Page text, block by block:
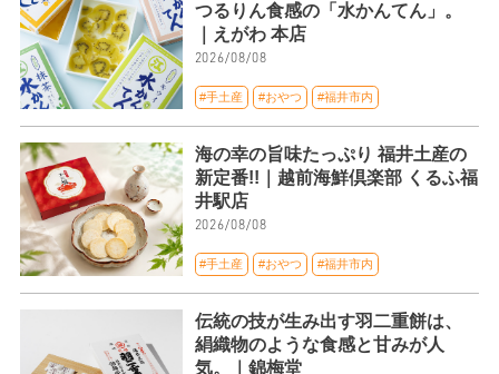
つるりん食感の「水かんてん」。
｜えがわ 本店
2026/08/08
#手土産 #おやつ #福井市内
海の幸の旨味たっぷり 福井土産の
新定番!!｜越前海鮮倶楽部 くるふ福
井駅店
2026/08/08
#手土産 #おやつ #福井市内
伝統の技が生み出す羽二重餅は、
絹織物のような食感と甘みが人
気。｜錦梅堂